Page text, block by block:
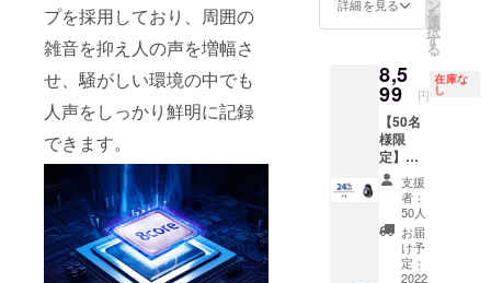
プを採用しており、周囲の
雑音を抑え人の声を増幅さ
せ、騒がしい環境の中でも
人声をしっかり鮮明に記録
できます。
32GB本
体×3
Type-C
充電
ケーブ
ル×3 日
本語取
扱説明
書×3
詳細を見る ン
を
選
択
す
る
8,5
99 円
在庫な
し
【50名
様限
定】超
超超超
早割
24％OF
F！
「X2」
32GB×
1 ※送料
支援
者：
50人
お届
け予
定：
2022